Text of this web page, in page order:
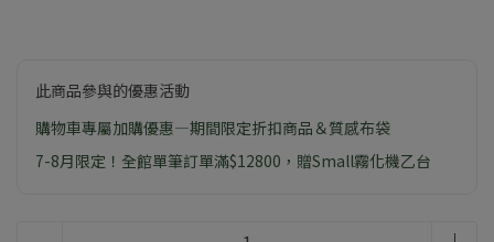
此商品參與的優惠活動
購物車專屬加購優惠—期間限定折扣商品＆質感布袋
7-8月限定！全館單筆訂單滿$12800，贈Small霧化機乙台